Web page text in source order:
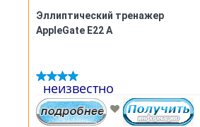
Эллиптический тренажер
AppleGate E22 A
неизвестно